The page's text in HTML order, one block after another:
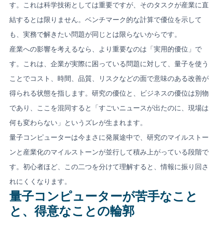
す。これは科学技術としては重要ですが、そのタスクが産業に直
結するとは限りません。ベンチマーク的な計算で優位を示して
も、実務で解きたい問題が同じとは限らないからです。
産業への影響を考えるなら、より重要なのは「実用的優位」で
す。これは、企業が実際に困っている問題に対して、量子を使う
ことでコスト、時間、品質、リスクなどの面で意味のある改善が
得られる状態を指します。研究の優位と、ビジネスの優位は別物
であり、ここを混同すると「すごいニュースが出たのに、現場は
何も変わらない」というズレが生まれます。
量子コンピューターは今まさに発展途中で、研究のマイルストー
ンと産業化のマイルストーンが並行して積み上がっている段階で
す。初心者ほど、この二つを分けて理解すると、情報に振り回さ
れにくくなります。
量子コンピューターが苦手なこと
と、得意なことの輪郭